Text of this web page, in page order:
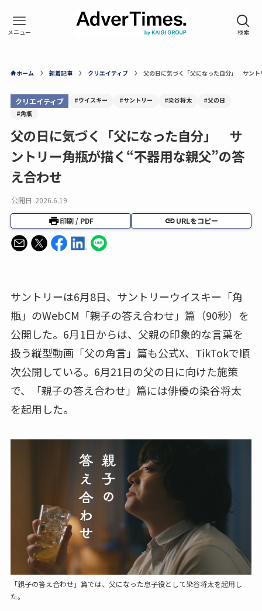
ホーム 新着記事 クリエイティブ 父の日に気づく「父になった自分」 サン
クリエイティブ #ウイスキー #サントリー #染谷将太
#父の日
#角瓶
父の日に気づく「父になった自分」 サ
ントリー角瓶が描く“不器用な親父”の答
え合わせ
公開日 2026.6.19
印刷 / PDF URLをコピー
サントリーは6月8日、サントリーウイスキー「角
瓶」のWebCM「親子の答え合わせ」篇（90秒）を
公開した。6月1日からは、父親の印象的な言葉を
扱う縦型動画「父の角言」篇も公式X、TikTokで順
次公開している。6月21日の父の日に向けた施策
で、「親子の答え合わせ」篇には俳優の染谷将太
を起用した。
「親子の答え合わせ」篇では、父になった息子役として染谷将太を起用し
た。